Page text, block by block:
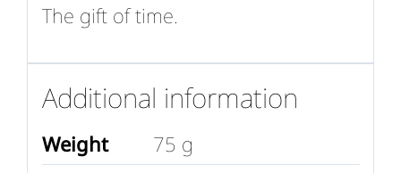
The gift of time.
Additional information
Weight
75 g